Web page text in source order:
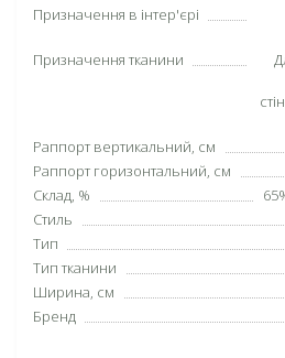
Призначення в інтер'єрі
Призначення тканини
Раппорт вертикальний, см
Раппорт горизонтальний, см
Склад, %
Стиль
Тип
Тип тканини
Ширина, см
Бренд